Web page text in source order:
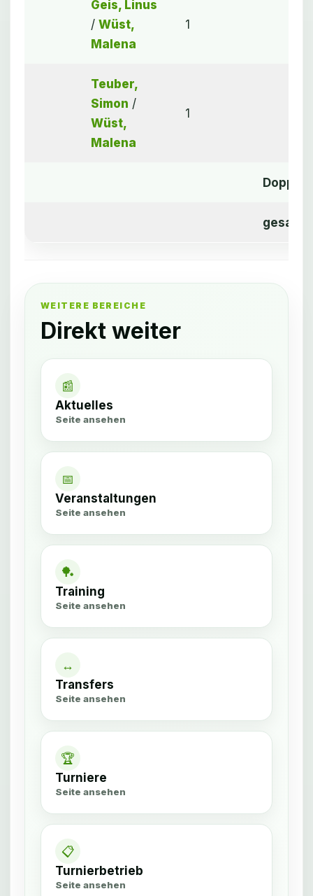
Geis, Linus
/ Wüst,
Malena
1
Teuber,
Simon /
Wüst,
Malena
1
Doppel
gesamt
WEITERE BEREICHE
Direkt weiter
📰
Aktuelles
Seite ansehen
📅
Veranstaltungen
Seite ansehen
🏓
Training
Seite ansehen
↔
Transfers
Seite ansehen
🏆
Turniere
Seite ansehen
📋
Turnierbetrieb
Seite ansehen